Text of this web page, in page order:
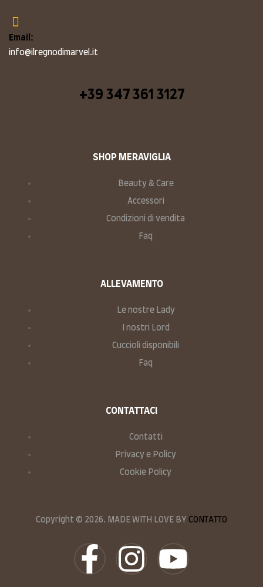
Email:
info@ilregnodimarvel.it
+39 347 361 3127
SHOP MERAVIGLIA
Beauty & Care
Accessori
Condizioni di vendita
Faq
ALLEVAMENTO
Le nostre Lady
I nostri Lord
Cuccioli disponibili
Faq
CONTATTACI
Contatti
Privacy e Policy
Cookie Policy
Copyright © 2026. MADE WITH LOVE BY CONTATTO